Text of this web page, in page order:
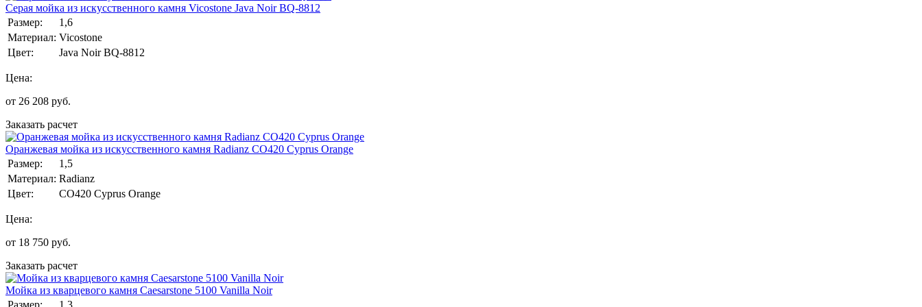
Серая мойка из искусственного камня Vicostone Java Noir BQ-8812
Размер:
1,6
Материал: Vicostone
Цвет:
Java Noir BQ-8812
Цена:
от 26 208 руб.
Заказать расчет
Оранжевая мойка из искусственного камня Radianz CO420 Cyprus Orange
Размер:
1,5
Материал: Radianz
Цвет:
CO420 Cyprus Orange
Цена:
от 18 750 руб.
Заказать расчет
Мойка из кварцевого камня Caesarstone 5100 Vanilla Noir
Размер:
1,3